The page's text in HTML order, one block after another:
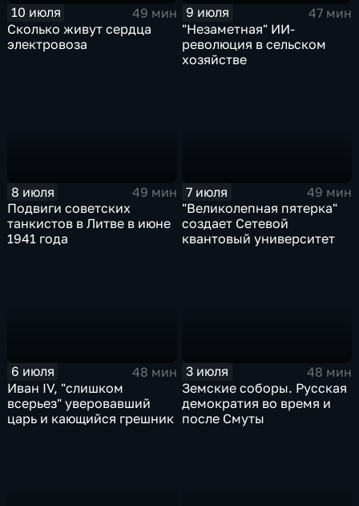
10 июля
49 мин
Сколько живут сердца
электровоза
9 июля
47 мин
"Незаметная" ИИ-
революция в сельском
хозяйстве
8 июля
49 мин
Подвиги советских
танкистов в Литве в июне
1941 года
7 июля
49 мин
"Великолепная пятерка"
создает Сетевой
квантовый университет
6 июля
48 мин
Иван IV, "слишком
всерьез" уверовавший
царь и кающийся грешник
3 июля
48 мин
Земские соборы. Русская
демократия во время и
после Смуты